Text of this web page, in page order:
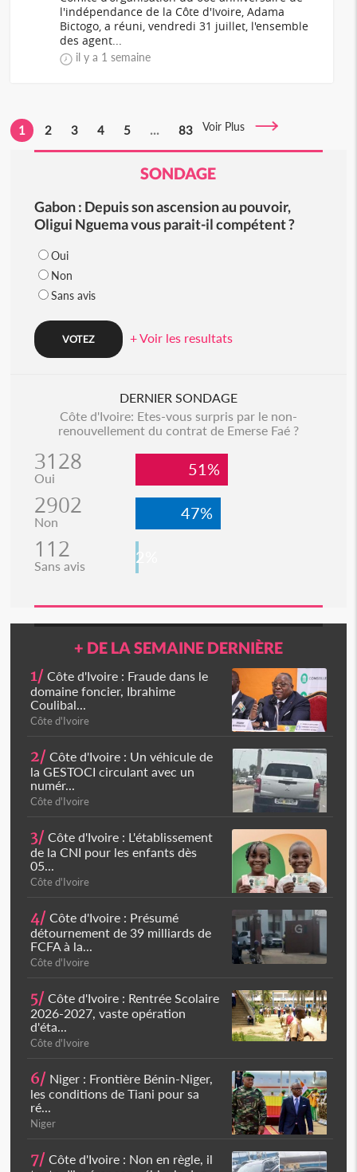
l'indépendance de la Côte d'Ivoire, Adama
Bictogo, a réuni, vendredi 31 juillet, l'ensemble
des agent...
il y a 1 semaine
1 2 3 4 5 ... 83 Voir Plus
SONDAGE
Gabon : Depuis son ascension au pouvoir,
Oligui Nguema vous parait-il compétent ?
Oui
Non
Sans avis
+ Voir les resultats
DERNIER SONDAGE
Côte d'Ivoire: Etes-vous surpris par le non-
renouvellement du contrat de Emerse Faé ?
3128
Oui 51%
2902
Non 47%
112
Sans avis 2%
+ DE LA SEMAINE DERNIÈRE
1/ Côte d'Ivoire : Fraude dans le
domaine foncier, Ibrahime
Coulibal...
Côte d'Ivoire
2/ Côte d'Ivoire : Un véhicule de
la GESTOCI circulant avec un
numér...
Côte d'Ivoire
3/ Côte d'Ivoire : L'établissement
de la CNI pour les enfants dès
05...
Côte d'Ivoire
4/ Côte d'Ivoire : Présumé
détournement de 39 milliards de
FCFA à la...
Côte d'Ivoire
5/ Côte d'Ivoire : Rentrée Scolaire
2026-2027, vaste opération
d'éta...
Côte d'Ivoire
6/ Niger : Frontière Bénin-Niger,
les conditions de Tiani pour sa
ré...
Niger
7/ Côte d'Ivoire : Non en règle, il